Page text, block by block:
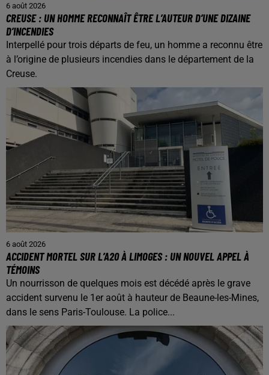
6 août 2026
CREUSE : UN HOMME RECONNAÎT ÊTRE L’AUTEUR D’UNE DIZAINE
D’INCENDIES
Interpellé pour trois départs de feu, un homme a reconnu être
à l’origine de plusieurs incendies dans le département de la
Creuse.
6 août 2026
ACCIDENT MORTEL SUR L’A20 À LIMOGES : UN NOUVEL APPEL À
TÉMOINS
Un nourrisson de quelques mois est décédé après le grave
accident survenu le 1er août à hauteur de Beaune-les-Mines,
dans le sens Paris-Toulouse. La police...